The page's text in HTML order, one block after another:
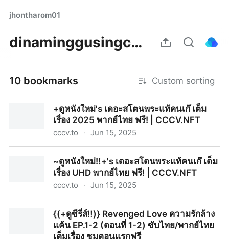
jhontharom01
dinaminggusingcerahyah
10 bookmarks Custom sorting
+ดูหนังใหม่'s เดอะสโตนพระแท้คนเก๊ เต็ม
เรื่อง 2025 พากย์ไทย ฟรี! | CCCV.NFT
cccv.to · Jun 15, 2025
ไทย ฟรี! | CCCV.NFT~ดูหนังใหม่‼️+'s เดอะสโตนพระแท้คนเก๊ เต็ม
เรื่อง UHD พากย์ไทย ฟรี! | CCCV.NFT
cccv.to · Jun 15, 2025
พากย์ไทย ฟรี! | CCCV.NFT
{(+ดูซีรี่ส์‼️)} Revenged Love ความรักล้าง
แค้น EP.1-2 (ตอนที่ 1-2) ซับไทย/พากย์ไทย
เต็มเรื่อง ชมตอนแรกฟรี